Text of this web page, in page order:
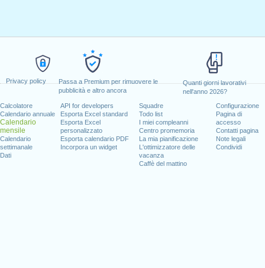
Privacy policy
Passa a Premium per rimuovere le
pubblicità e altro ancora
Quanti giorni lavorativi
nell'anno 2026?
Calcolatore
Calendario annuale
Calendario
mensile
Calendario
settimanale
Dati
API for developers
Esporta Excel standard
Esporta Excel
personalizzato
Esporta calendario PDF
Incorpora un widget
Squadre
Todo list
I miei compleanni
Centro promemoria
La mia pianificazione
L'ottimizzatore delle
vacanza
Caffè del mattino
Configurazione
Pagina di
accesso
Contatti pagina
Note legali
Condividi